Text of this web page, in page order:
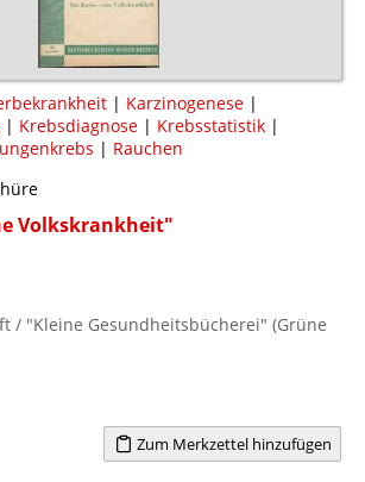
| Karzinogenese |
| Krebsdiagnose | Krebsstatistik |
| Rauchen
Volkskrankheit"
/ "Kleine Gesundheitsbücherei" (Grüne
Zum Merkzettel hinzufügen